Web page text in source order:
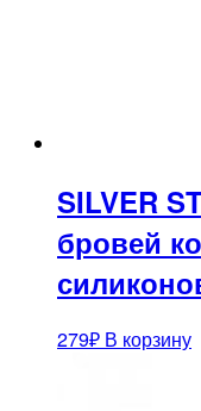
SILVER
бровей
279₽ В корзину